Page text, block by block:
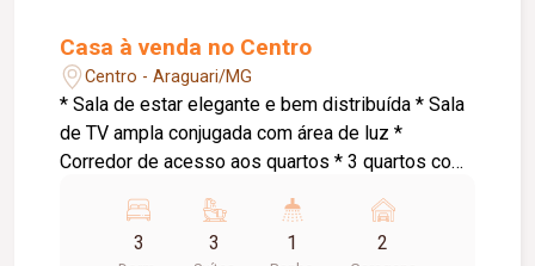
Casa à venda no Centro
Centro - Araguari/MG
* Sala de estar elegante e bem distribuída * Sala
de TV ampla conjugada com área de luz *
Corredor de acesso aos quartos * 3 quartos com
planejados e banheira de hidromassagem * 1
suíte com armários planejados * Cozinha
3 3 1 2